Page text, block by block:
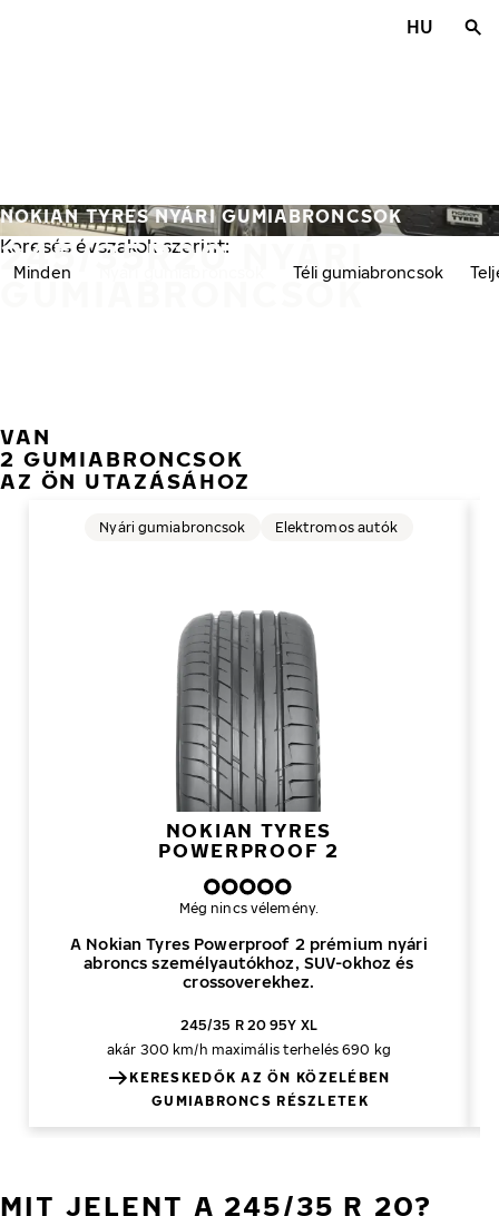
HU
245/35R20 NYÁRI
GUMIABRONCSOK
NOKIAN TYRES NYÁRI GUMIABRONCSOK
Keresés évszakok szerint:
Minden Téli gumiabroncsok
VAN
2 GUMIABRONCSOK
AZ ÖN UTAZÁSÁHOZ
NOKIAN TYRES
POWERPROOF 2
A Nokian Tyres Powerproof 2 prémium nyári
abroncs személyautókhoz, SUV-okhoz és
crossoverekhez.
Nyári gumiabroncsok Elektromos autók
Még nincs vélemény.
245/35 R 20 95Y XL
akár 300 km/h maximális terhelés 690 kg
KERESKEDŐK AZ ÖN KÖZELÉBEN
GUMIABRONCS RÉSZLETEK
MIT JELENT A 245/35 R 20?